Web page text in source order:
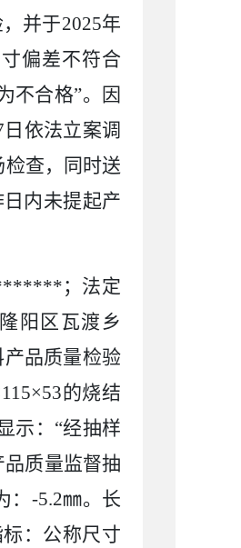
并于2025年
偏差不符合
不合格”。因
日依法立案调
查，同时送
内未提起产
；法定
阳区瓦渡乡
品质量检验
115×53的烧结
示：“经抽样
质量监督抽
-5.2㎜。长
：公称尺寸